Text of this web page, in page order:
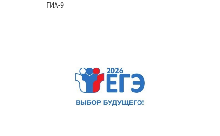
ГИА-9